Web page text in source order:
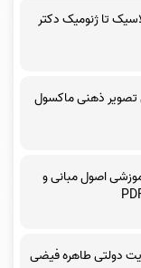
تا ژنومیک دکتر
تصویر ذهنی ماکسول
اصول مبانی و
دولتی طاهره فیضی